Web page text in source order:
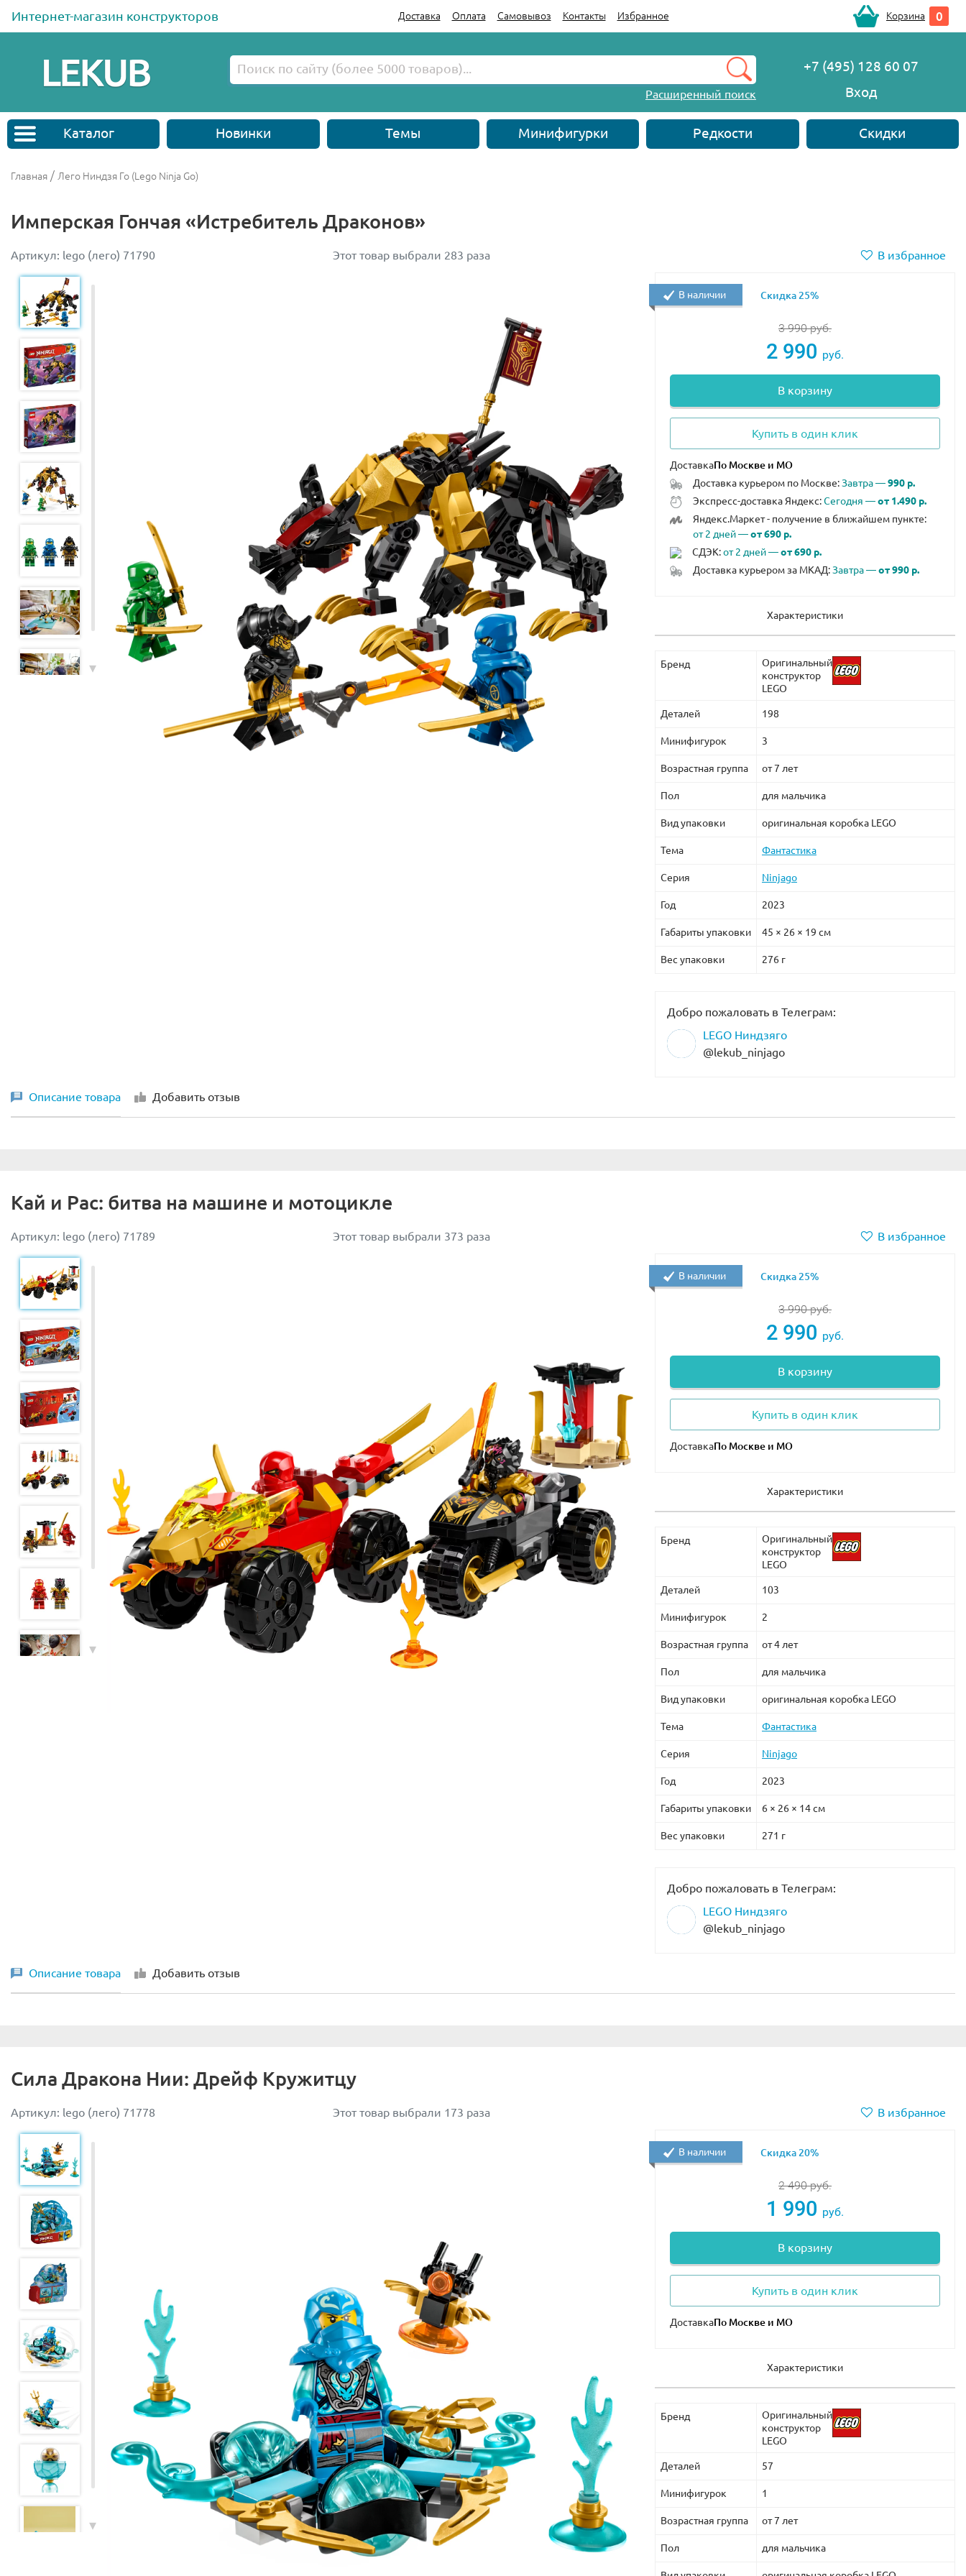
Интернет-магазин конструкторов Доставка Оплата Самовывоз Контакты Избранное Корзина 0
Расширенный поиск
+7 (495) 128 60 07
Вход
Каталог Новинки Темы Минифигурки Редкости Скидки
Главная / Лего Ниндзя Го (Lego Ninja Go)
Имперская Гончая «Истребитель Драконов»
Артикул: lego (лего) 71790 Этот товар выбрали 283 раза В избранное
3 990руб.
2 990 руб.
В корзину
Купить в один клик
Доставка
Доставка курьером по Москве:Завтра —990 р.
Экспресс-доставка Яндекс:Сегодня —от 1.490 р.
Яндекс.Маркет - получение в ближайшем пункте:
от 2 дней —от 690 р.
СДЭК:от 2 дней —от 690 р.
Доставка курьером за МКАД:Завтра —от 990 р.
В наличии Скидка 25%
Характеристики
Бренд
Оригинальный
конструктор
LEGO
Деталей 198
Минифигурок 3
Возрастная группа от 7 лет
Пол для мальчика
Вид упаковки оригинальная коробка LEGO
Тема Фантастика
Серия Ninjago
Год 2023
Габариты упаковки 45 × 26 × 19 см
Вес упаковки 276 г
Добро пожаловать в Телеграм:
LEGO Ниндзяго
@lekub_ninjago
Описание товара Добавить отзыв
Кай и Рас: битва на машине и мотоцикле
Артикул: lego (лего) 71789 Этот товар выбрали 373 раза В избранное
3 990руб.
2 990 руб.
В корзину
Купить в один клик
Доставка
В наличии Скидка 25%
Характеристики
Бренд
Оригинальный
конструктор
LEGO
Деталей 103
Минифигурок 2
Возрастная группа от 4 лет
Пол для мальчика
Вид упаковки оригинальная коробка LEGO
Тема Фантастика
Серия Ninjago
Год 2023
Габариты упаковки 6 × 26 × 14 см
Вес упаковки 271 г
Добро пожаловать в Телеграм:
LEGO Ниндзяго
@lekub_ninjago
Описание товара Добавить отзыв
Сила Дракона Нии: Дрейф Кружитцу
Артикул: lego (лего) 71778 Этот товар выбрали 173 раза В избранное
2 490руб.
1 990 руб.
В корзину
Купить в один клик
Доставка
В наличии Скидка 20%
Характеристики
Бренд
Оригинальный
конструктор
LEGO
Деталей 57
Минифигурок 1
Возрастная группа от 7 лет
Пол для мальчика